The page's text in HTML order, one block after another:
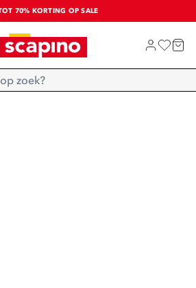
70% KORTING OP SALE
SALE: LAATSTE KANS!
SHOP NIEUW